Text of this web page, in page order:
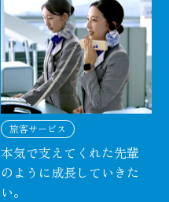
旅客サービス
本気で支えてくれた先輩
のように成長していきた
い。